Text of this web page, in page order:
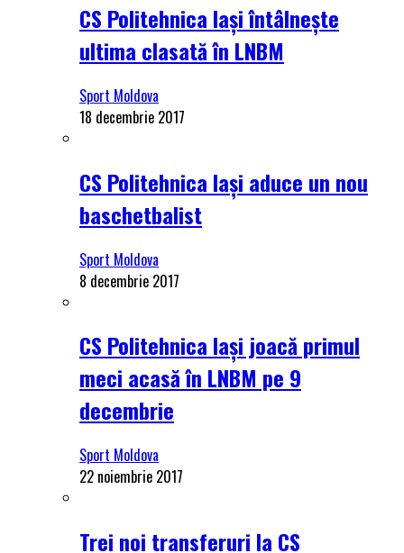
CS Politehnica Iași întâlnește
ultima clasată în LNBM
Sport Moldova
18 decembrie 2017
CS Politehnica Iași aduce un nou
baschetbalist
Sport Moldova
8 decembrie 2017
CS Politehnica Iași joacă primul
meci acasă în LNBM pe 9
decembrie
Sport Moldova
22 noiembrie 2017
Trei noi transferuri la CS